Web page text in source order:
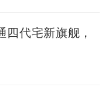
四代宅新旗舰，